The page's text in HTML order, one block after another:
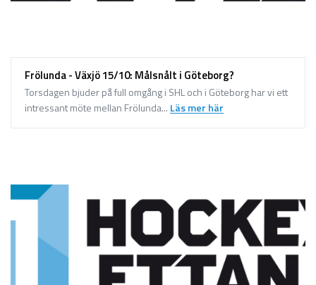
Frölunda - Växjö 15/10: Målsnålt i Göteborg?
Torsdagen bjuder på full omgång i SHL och i Göteborg har vi ett
intressant möte mellan Frölunda... Läs mer här